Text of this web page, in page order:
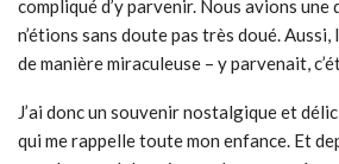
compliqué d’y parvenir. Nous avions une
n’étions sans doute pas très doué. Aussi,
de manière miraculeuse – y parvenait,
J’ai donc un souvenir nostalgique et
qui me rappelle toute mon enfance. Et